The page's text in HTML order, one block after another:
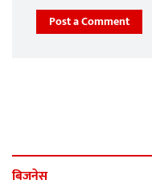
Post a Comment
बिजनेस